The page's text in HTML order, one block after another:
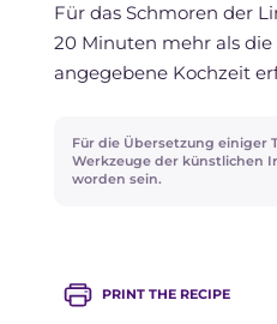
Für das Schmoren der
20 Minuten mehr als
angegebene Kochzeit
von der verwendeten
Geschmorte Linsen
Für die Übersetzung einiger
Werkzeuge der künstlichen
worden sein.
PRINT THE RECIPE